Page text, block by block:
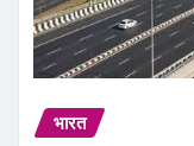
भारत